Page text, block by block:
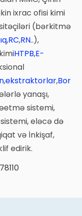
ixrac ofisi kimi
(bərkitmə
,RC,RN..),
HTPB,E-
,ekstraktorlar,Bor
yanaşı,
sistemi,
eləcə də
və İnkişaf,
edirik.